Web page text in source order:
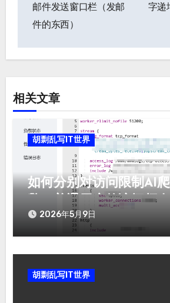
章
导
航
邮件发送窗口栏（发邮
件的东西）
字递
相关文章
胡剽乱写IT世界
如何分别对访问限制AI
擎、普通用户的访问频次
2026年5月9日
胡剽乱写IT世界